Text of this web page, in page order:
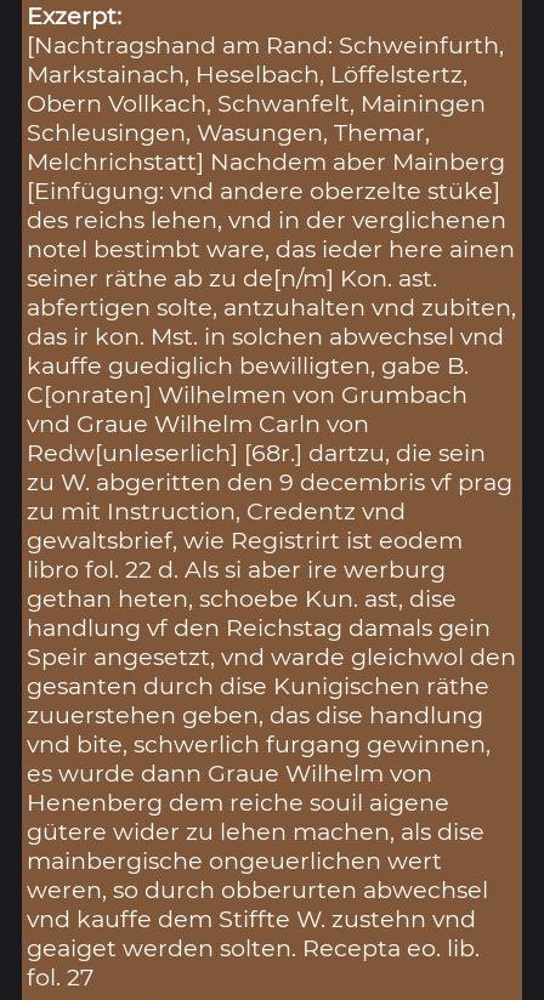
Exzerpt:
[Nachtragshand am Rand: Schweinfurth,
Markstainach, Heselbach, Löffelstertz,
Obern Vollkach, Schwanfelt, Mainingen
Schleusingen, Wasungen, Themar,
Melchrichstatt] Nachdem aber Mainberg
[Einfügung: vnd andere oberzelte stüke]
des reichs lehen, vnd in der verglichenen
notel bestimbt ware, das ieder here ainen
seiner räthe ab zu de[n/m] Kon. ast.
abfertigen solte, antzuhalten vnd zubiten,
das ir kon. Mst. in solchen abwechsel vnd
kauffe guediglich bewilligten, gabe B.
C[onraten] Wilhelmen von Grumbach
vnd Graue Wilhelm Carln von
Redw[unleserlich] [68r.] dartzu, die sein
zu W. abgeritten den 9 decembris vf prag
zu mit Instruction, Credentz vnd
gewaltsbrief, wie Registrirt ist eodem
libro fol. 22 d. Als si aber ire werburg
gethan heten, schoebe Kun. ast, dise
handlung vf den Reichstag damals gein
Speir angesetzt, vnd warde gleichwol den
gesanten durch dise Kunigischen räthe
zuuerstehen geben, das dise handlung
vnd bite, schwerlich furgang gewinnen,
es wurde dann Graue Wilhelm von
Henenberg dem reiche souil aigene
gütere wider zu lehen machen, als dise
mainbergische ongeuerlichen wert
weren, so durch obberurten abwechsel
vnd kauffe dem Stiffte W. zustehn vnd
geaiget werden solten. Recepta eo. lib.
fol. 27